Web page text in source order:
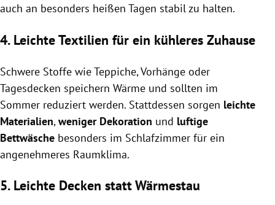
auch an besonders heißen Tagen stabil zu halten.
4. Leichte Textilien für ein kühleres Zuhause
Schwere Stoffe wie Teppiche, Vorhänge oder
Tagesdecken speichern Wärme und sollten im
Sommer reduziert werden. Stattdessen sorgen leichte
Materialien,weniger Dekoration und luftige
Bettwäsche besonders im Schlafzimmer für ein
angenehmeres Raumklima.
5. Leichte Decken statt Wärmestau